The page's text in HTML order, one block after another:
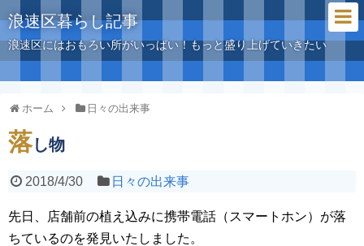
浪速区暮らし記事
浪速区にはおもろい所がいっぱい！もっと盛り上げていきたい
ホーム 日々の出来事
落し物
2018/4/30 日々の出来事
先日、店舗前の植え込みに携帯電話（スマートホン）が落
ちているのを発見いたしました。